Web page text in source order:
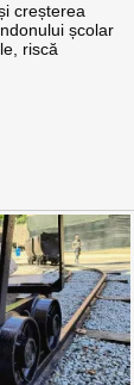
creșterea
școlar
riscă